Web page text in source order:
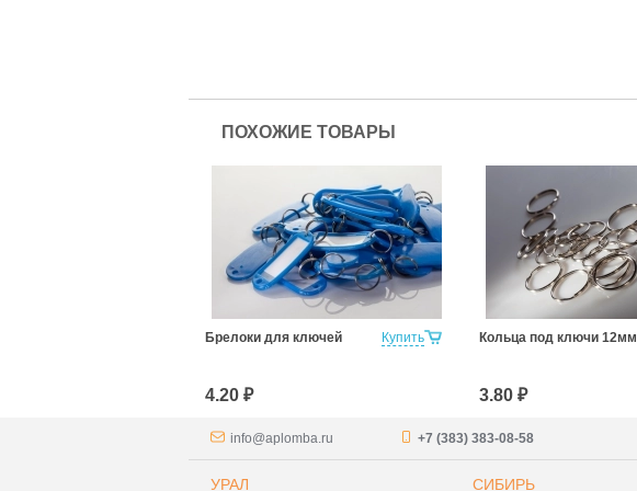
ПОХОЖИЕ ТОВАРЫ
Купить
Брелоки для ключей
4.20 ₽
Кольца под ключи 12мм
3.80 ₽
info@aplomba.ru +7 (383) 383-08-58
УРАЛ СИБИРЬ